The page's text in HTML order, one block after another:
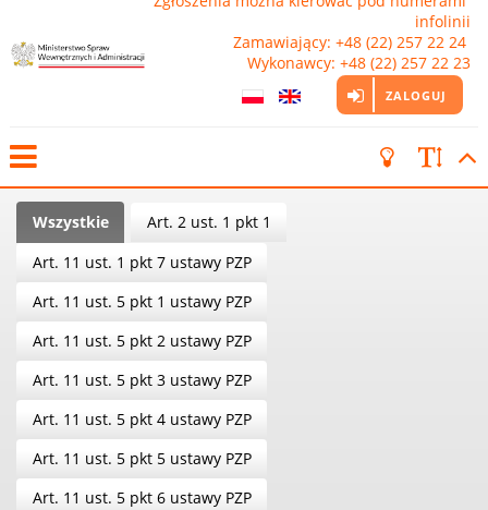
infolinii
Zamawiający: +48 (22) 257 22 24
Wykonawcy: +48 (22) 257 22 23
ZALOGUJ
Wszystkie
Art. 2 ust. 1 pkt 1
Art. 11 ust. 1 pkt 7 ustawy PZP
Art. 11 ust. 5 pkt 1 ustawy PZP
Art. 11 ust. 5 pkt 2 ustawy PZP
Art. 11 ust. 5 pkt 3 ustawy PZP
Art. 11 ust. 5 pkt 4 ustawy PZP
Art. 11 ust. 5 pkt 5 ustawy PZP
Art. 11 ust. 5 pkt 6 ustawy PZP